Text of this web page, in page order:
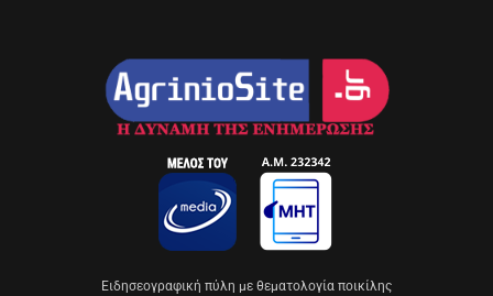
Eιδησεογραφική πύλη με θεματολογία ποικίλης